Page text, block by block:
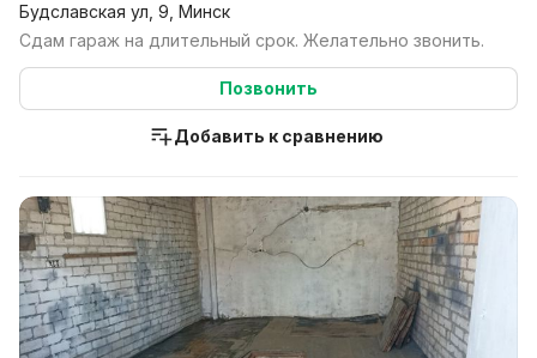
Будславская ул, 9, Минск
Сдам гараж на длительный срок. Желательно звонить.
Позвонить
Добавить к сравнению